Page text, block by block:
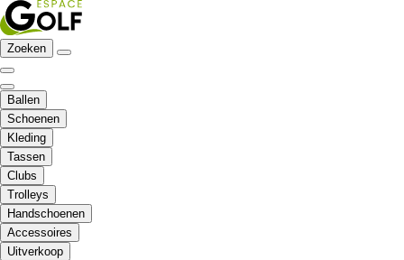
Zoeken
Ballen
Schoenen
Kleding
Tassen
Clubs
Trolleys
Handschoenen
Accessoires
Uitverkoop